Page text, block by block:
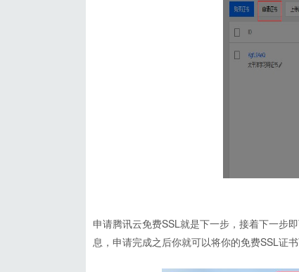
申请腾讯云免费SSL就是下一步，接着下一步
息，申请完成之后你就可以将你的免费SSL证